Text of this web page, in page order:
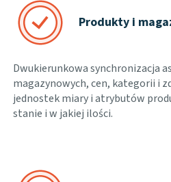
Produkty i
Dwukierunkowa synchronizacja
magazynowych, cen, kategorii i
jednostek miary i atrybutów
stanie i w jakiej ilości.